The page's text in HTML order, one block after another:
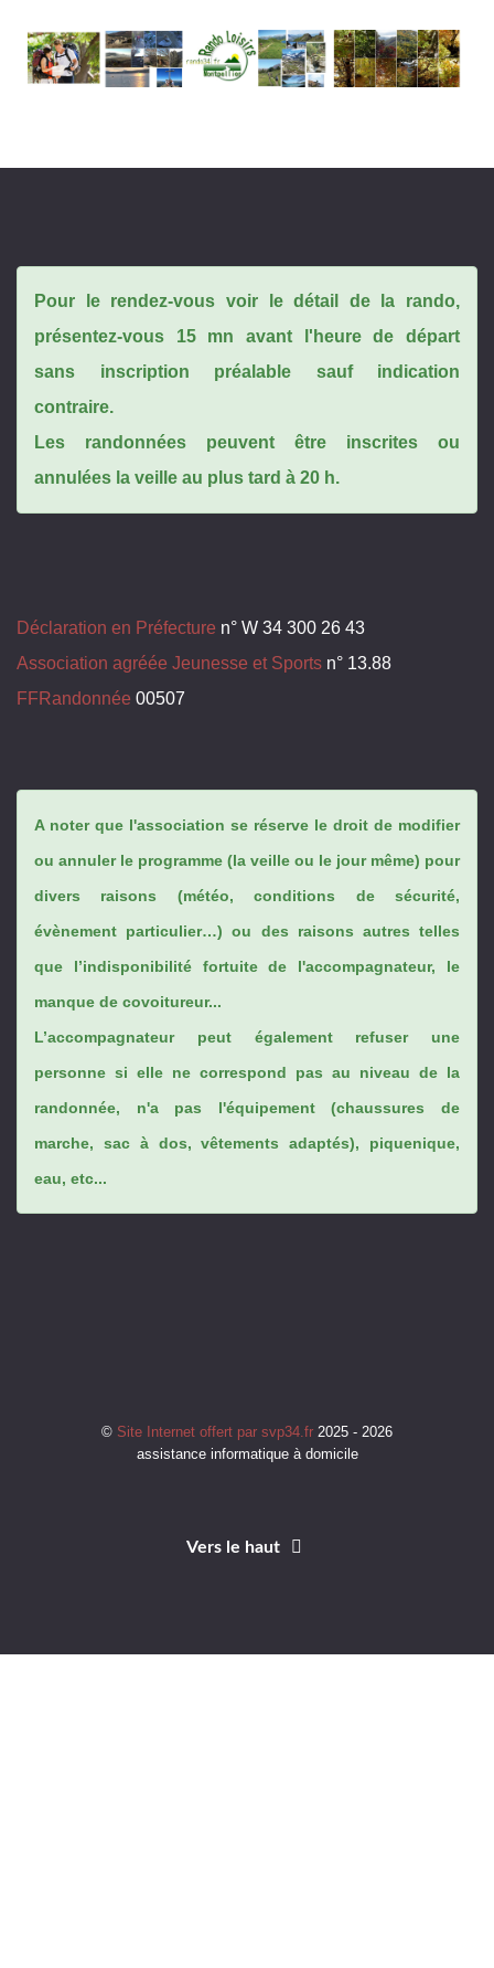
Pour le rendez-vous voir le détail de la rando,
présentez-vous 15 mn avant l'heure de départ
sans inscription préalable sauf indication
contraire.
Les randonnées peuvent être inscrites ou
annulées la veille au plus tard à 20 h.
Déclaration en Préfecture n° W 34 300 26 43
Association agréée Jeunesse et Sports n° 13.88
FFRandonnée 00507
A noter que l'association se réserve le droit de modifier
ou annuler le programme (la veille ou le jour même) pour
divers raisons (météo, conditions de sécurité,
évènement particulier…) ou des raisons autres telles
que l’indisponibilité fortuite de l'accompagnateur, le
manque de covoitureur...
L’accompagnateur peut également refuser une
personne si elle ne correspond pas au niveau de la
randonnée, n'a pas l'équipement (chaussures de
marche, sac à dos, vêtements adaptés), piquenique,
eau, etc...
© Site Internet offert par svp34.fr 2025 - 2026
assistance informatique à domicile
Vers le haut